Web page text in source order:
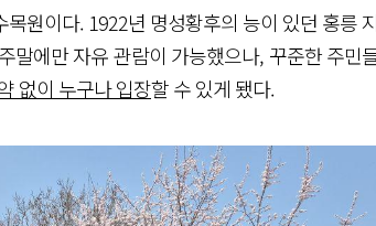
원이다. 1922년 명성황후의 능이 있던 홍릉
말에만 자유 관람이 가능했으나, 꾸준한 주민
없이 누구나 입장할 수 있게 됐다.